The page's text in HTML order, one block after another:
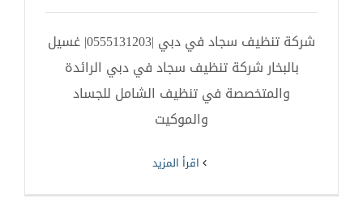
شركة تنظيف سجاد في دبي |0555131203| غسيل
بالبخار شركة تنظيف سجاد في دبي الرائدة
والمتخصصة في تنظيف الشامل للجساد
والموكيت